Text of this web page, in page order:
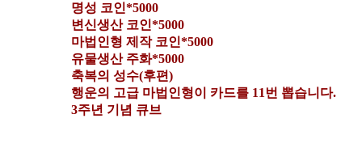
명성 코인*5000
변신생산 코인*5000
마법인형 제작 코인*5000
유물생산 주화*5000
축복의 성수(후편)
행운의 고급 마법인형이 카드를 11번 뽑습니다.
3주년 기념 큐브